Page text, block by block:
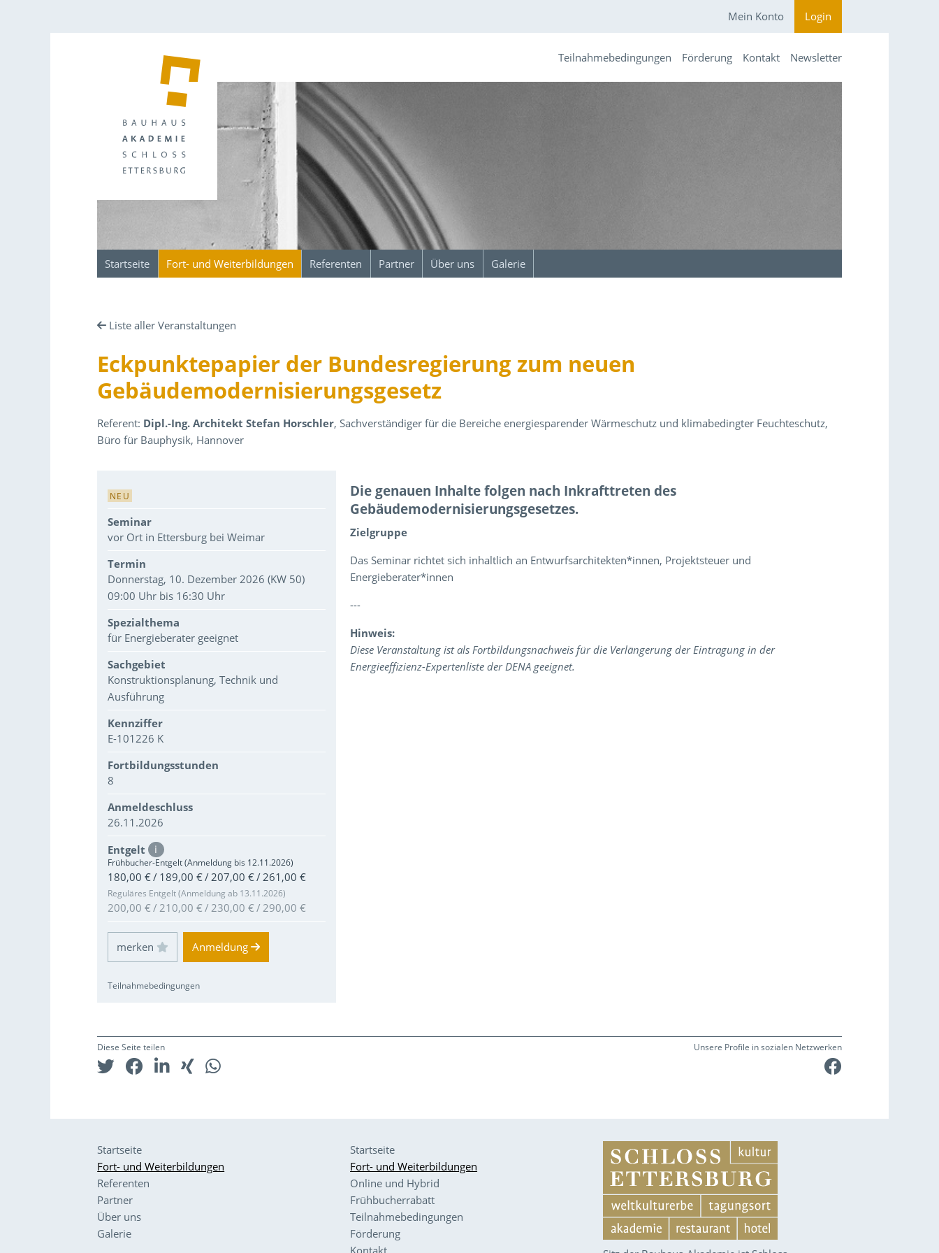
Mein Konto Login
Startseite Fort- und Weiterbildungen Referenten Partner Über uns Galerie
Teilnahmebedingungen Förderung Kontakt Newsletter
Liste aller Veranstaltungen
Eckpunktepapier der Bundesregierung zum neuen
Gebäudemodernisierungsgesetz
Referent: Dipl.-Ing. Architekt Stefan Horschler, Sachverständiger für die Bereiche energiesparender Wärmeschutz und klimabedingter Feuchteschutz,
Büro für Bauphysik, Hannover
Veranstaltungsdaten
NEU
Seminar
vor Ort in Ettersburg bei Weimar
Termin
Donnerstag, 10. Dezember 2026 (KW 50)
09:00 Uhr bis 16:30 Uhr
Spezialthema
für Energieberater geeignet
Sachgebiet
Konstruktionsplanung, Technik und
Ausführung
Kennziffer
E-101226 K
Fortbildungsstunden
8
Anmeldeschluss
26.11.2026
Entgelt i
Frühbucher-Entgelt (Anmeldung bis 12.11.2026)
180,00 € / 189,00 € / 207,00 € / 261,00 €
Reguläres Entgelt (Anmeldung ab 13.11.2026)
200,00 € / 210,00 € / 230,00 € / 290,00 €
Einloggen und Merkliste benutzen
Anmeldung
Teilnahmebedingungen
Über den Inhalt der Veranstaltung
Die genauen Inhalte folgen nach Inkrafttreten des
Gebäudemodernisierungsgesetzes.
Zielgruppe
Das Seminar richtet sich inhaltlich an Entwurfsarchitekten*innen, Projektsteuer und
Energieberater*innen
---
Hinweis:
Diese Veranstaltung ist als Fortbildungsnachweis für die Verlängerung der Eintragung in der
Energieeffizienz-Expertenliste der DENA geeignet.
Diese Seite teilen Unsere Profile in sozialen Netzwerken
Startseite
Fort- und Weiterbildungen
Referenten
Partner
Über uns
Galerie
Startseite
Fort- und Weiterbildungen
Online und Hybrid
Frühbucherrabatt
Teilnahmebedingungen
Förderung
Kontakt